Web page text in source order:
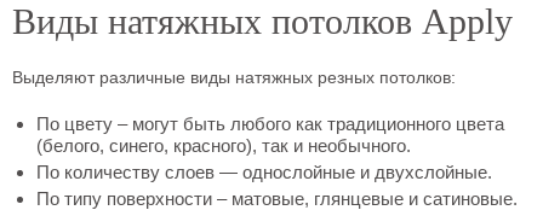
Виды натяжных потолков Apply
Выделяют различные виды натяжных резных потолков:
По цвету – могут быть любого как традиционного цвета
(белого, синего, красного), так и необычного.
По количеству слоев — однослойные и двухслойные.
По типу поверхности – матовые, глянцевые и сатиновые.